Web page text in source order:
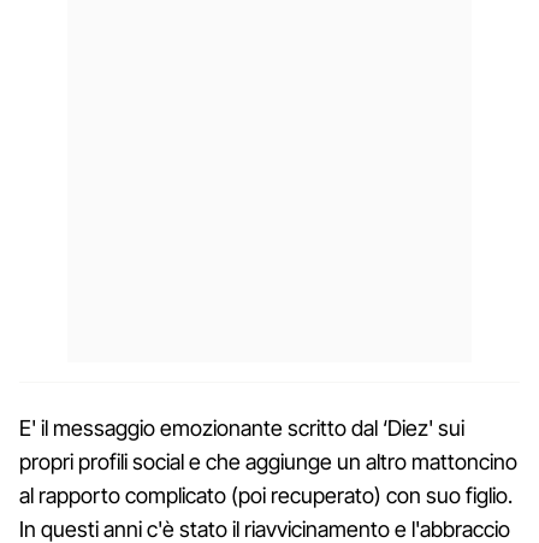
E' il messaggio emozionante scritto dal ‘Diez' sui
propri profili social e che aggiunge un altro mattoncino
al rapporto complicato (poi recuperato) con suo figlio.
In questi anni c'è stato il riavvicinamento e l'abbraccio